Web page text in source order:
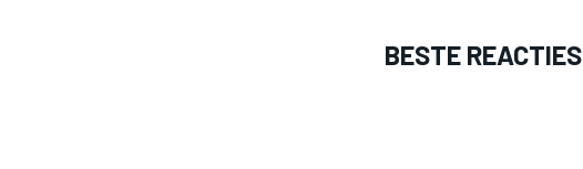
BESTE REACTIES